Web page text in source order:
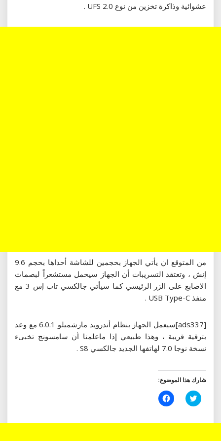
عشوائية وذاكرة تخزين من نوع UFS 2.0 .
من المتوقع ان يأتي الجهاز بحجمين للشاشة أحداها بحجم 9.6
إنش ، وتعتقد التسريبات أن الجهاز سيحمل مستشعراً لبصمات
الاصابع على الزر الرئيسي كما سيأتي جالكسي تاب إس 3 مع
منفذ USB Type-C .
[ads337]سيعمل الجهاز بنظام أندرويد مارشميلو 6.0.1 مع وعد
بترقية قريبة ، وهذا طبيعي إذا ماعلمنا أن سامسونج تخبىء
نسخة نوجا 7.0 لهاتفها الجديد جالكسي S8 .
شارك هذا الموضوع:
اضغط
للمشاركة
(فتح
انقر
للمشاركة
(فتح